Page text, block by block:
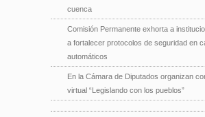
cuenca
Comisión Permanente exhorta a
a fortalecer protocolos de seguridad en
automáticos
En la Cámara de Diputados organizan
virtual “Legislando con los pueblos”